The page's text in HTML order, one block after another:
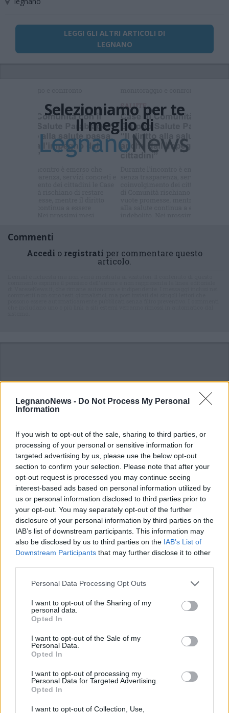
LegnanoNews - Do Not Process My Personal
Information
If you wish to opt-out of the sale, sharing to third parties, or
processing of your personal or sensitive information for
targeted advertising by us, please use the below opt-out
section to confirm your selection. Please note that after your
opt-out request is processed you may continue seeing
interest-based ads based on personal information utilized by
us or personal information disclosed to third parties prior to
your opt-out. You may separately opt-out of the further
disclosure of your personal information by third parties on the
IAB’s list of downstream participants. This information may
also be disclosed by us to third parties on the IAB’s List of
Downstream Participants that may further disclose it to other
Personal Data Processing Opt Outs
I want to opt-out of the Sharing of my
personal data.
Opted In
I want to opt-out of the Sale of my
Personal Data.
Opted In
I want to opt-out of processing my
Personal Data for Targeted Advertising.
Opted In
I want to opt-out of Collection, Use,
LEGGI GLI ALTRI ARTICOLI DI
LEGNANO
Selezioniamo per te
Il meglio di
Iscriviti alla
Commenti
Accedi o registrati per commentare questo
articolo.
ALTRE NOTIZIE DI LEGNANO